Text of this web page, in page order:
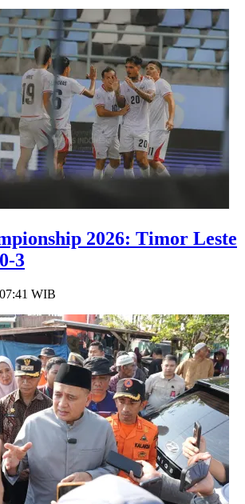
2026: Timor Leste
3
WIB